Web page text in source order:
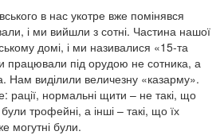
в нас укотре вже помінявся
і ми вийшли з сотні. Частина нашої
домі, і ми називалися «15-та
під орудою не сотника, а
Нам виділили величезну «казарму».
рації, нормальні щити – не такі, що
трофейні, а інші – такі, що їх
могутні були.